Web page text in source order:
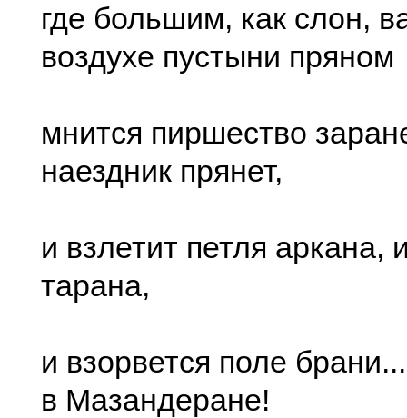
где большим, как слон,
воздухе пустыни пряном
мнится пиршество
наездник прянет,
и взлетит петля аркана,
тарана,
и взорвется поле
в Мазандеране!